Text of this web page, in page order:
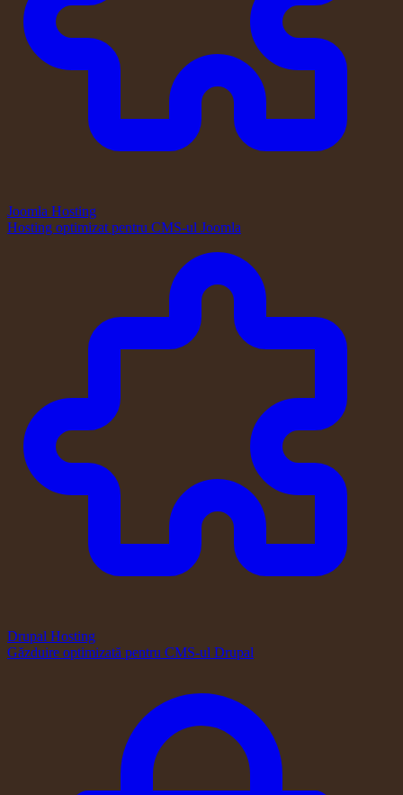
Joomla Hosting
Hosting optimizat pentru CMS-ul Joomla
Drupal Hosting
Găzduire optimizată pentru CMS-ul Drupal